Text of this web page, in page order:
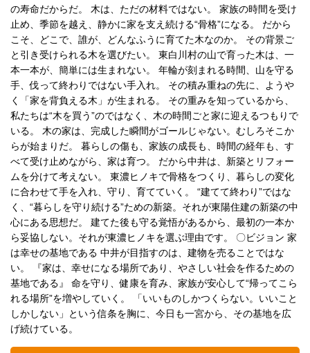
の寿命だからだ。 木は、ただの材料ではない。 家族の時間を受け
止め、季節を越え、静かに家を支え続ける“骨格”になる。 だから
こそ、どこで、誰が、どんなふうに育てた木なのか。 その背景ご
と引き受けられる木を選びたい。 東白川村の山で育った木は、一
本一本が、簡単には生まれない。 年輪が刻まれる時間、山を守る
手、伐って終わりではない手入れ。 その積み重ねの先に、ようや
く「家を背負える木」が生まれる。 その重みを知っているから、
私たちは“木を買う”のではなく、木の時間ごと家に迎えるつもりで
いる。 木の家は、完成した瞬間がゴールじゃない。むしろそこか
らが始まりだ。 暮らしの傷も、家族の成長も、時間の経年も、す
べて受け止めながら、家は育つ。 だから中井は、新築とリフォー
ムを分けて考えない。 東濃ヒノキで骨格をつくり、暮らしの変化
に合わせて手を入れ、守り、育てていく。 “建てて終わり”ではな
く、“暮らしを守り続ける”ための新築。それが東陽住建の新築の中
心にある思想だ。 建てた後も守る覚悟があるから、最初の一本か
ら妥協しない。それが東濃ヒノキを選ぶ理由です。 〇ビジョン 家
は幸せの基地である 中井が目指すのは、建物を売ることではな
い。 『家は、幸せになる場所であり、やさしい社会を作るための
基地である』 命を守り、健康を育み、家族が安心して“帰ってこら
れる場所”を増やしていく。 「いいものしかつくらない。いいこと
しかしない」という信条を胸に、今日も一宮から、その基地を広
げ続けている。